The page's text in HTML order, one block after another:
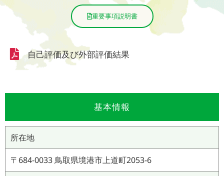
重要事項説明書
自己評価及び外部評価結果
基本情報
所在地
〒684-0033 鳥取県境港市上道町2053-6